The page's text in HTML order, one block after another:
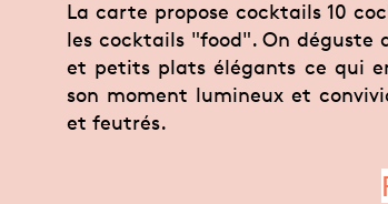
La carte propose cocktails 10
les cocktails "food". On déguste
et petits plats élégants ce qui
son moment lumineux et
et feutrés.